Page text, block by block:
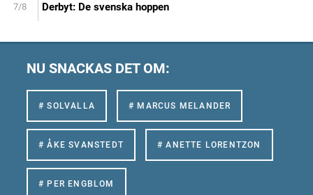
7/8 Derbyt: De svenska hoppen
NU SNACKAS DET OM:
# SOLVALLA # MARCUS MELANDER
# ÅKE SVANSTEDT # ANETTE LORENTZON
# PER ENGBLOM